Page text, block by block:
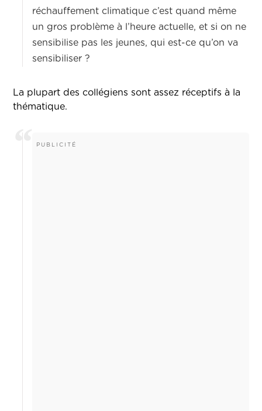
réchauffement climatique c’est quand même
un gros problème à l’heure actuelle, et si on ne
sensibilise pas les jeunes, qui est-ce qu’on va
sensibiliser ?
La plupart des collégiens sont assez réceptifs à la
thématique.